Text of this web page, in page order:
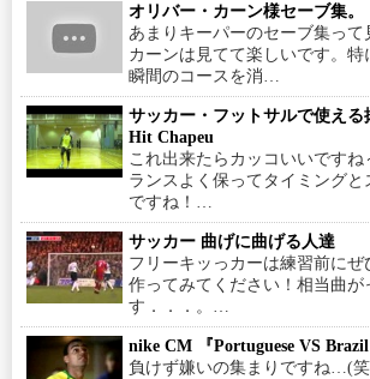
オリバー・カーン様セーブ集。
あまりキーパーのセーブ集って
カーンは見てて楽しいです。特
瞬間のコースを消…
サッカー・フットサルで使え
Hit Chapeu
これ出来たらカッコいいですね
ランスよく保ってタイミングと
ですね！…
サッカー 曲げに曲げる人達
フリーキッっカーは練習前にぜ
作ってみてください！相当曲が
す．．．。…
nike CM 『Portuguese VS Brazil
負けず嫌いの集まりですね…(